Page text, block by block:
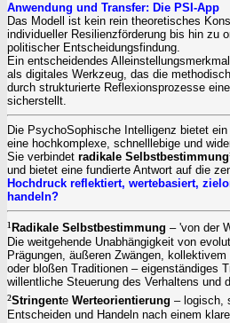
Anwendung und Transfer: Die PSI-App
Das Modell ist kein rein theoretisches
individueller Resilienzförderung bis hin zu
politischer Entscheidungsfindung.
Ein entscheidendes
als digitales Werkzeug, das die
durch strukturierte Reflexionsprozesse
sicherstellt.
Die PsychoSophische Intelligenz bietet
eine hochkomplexe, schnelllebige und
Sie verbindet radikale Selbstbestimmung
und bietet eine fundierte Antwort auf die
Hochdruck reflektiert, wertebasiert,
handeln?
¹ Radikal e Selbstbestimmung – 'von der
Die weitgehende Unabhängigkeit von
Prägungen, äußeren Zwängen,
oder bloßen Traditionen – eigenständiges
willentliche Steuerung des Verhaltens und
²Stringente Werteorientierung – logisch,
Entscheiden und Handeln nach einem